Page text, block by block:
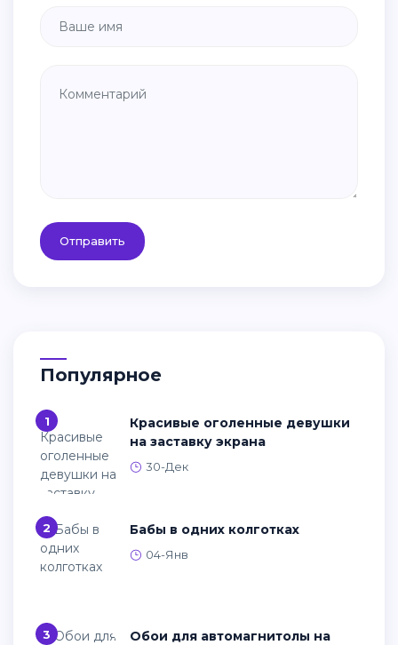
Отправить
Популярное
1
Красивые оголенные девушки
на заставку экрана
30-Дек
2 Бабы в одних колготках
04-Янв
3
Обои для автомагнитолы на